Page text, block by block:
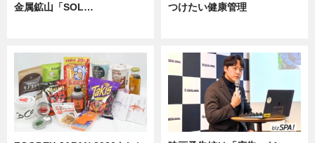
金属鉱山「SOL…
つけたい健康管理